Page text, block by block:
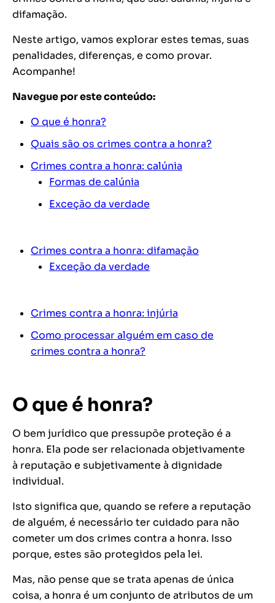
difamação.
Neste artigo, vamos explorar estes temas, suas
penalidades, diferenças, e como provar.
Acompanhe!
Navegue por este conteúdo:
O que é honra?
Quais são os crimes contra a honra?
Crimes contra a honra: calúnia
Formas de calúnia
Exceção da verdade
Crimes contra a honra: difamação
Exceção da verdade
Crimes contra a honra: injúria
Como processar alguém em caso de
crimes contra a honra?
O que é honra?
O bem jurídico que pressupõe proteção é a
honra. Ela pode ser relacionada objetivamente
à reputação e subjetivamente à dignidade
individual.
Isto significa que, quando se refere a reputação
de alguém, é necessário ter cuidado para não
cometer um dos crimes contra a honra. Isso
porque, estes são protegidos pela lei.
Mas, não pense que se trata apenas de única
coisa, a honra é um conjunto de atributos de um